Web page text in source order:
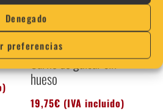
Denegado
preferencias
Carne de guisar sin
hueso
19,75€ (IVA incluido)